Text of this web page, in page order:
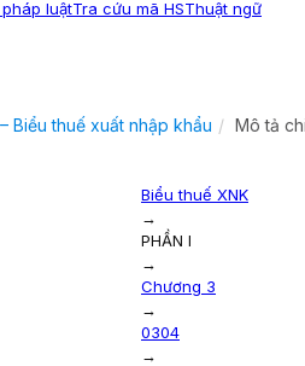
luậtTra cứu mã HSThuật ngữ
Biểu thuế xuất nhập khẩu Mô tả
Biểu thuế XNK
→
PHẦN I
→
Chương 3
→
0304
→